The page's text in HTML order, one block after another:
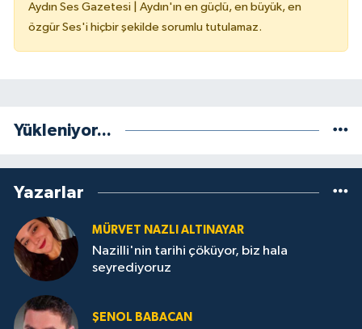
Aydın Ses Gazetesi | Aydın'ın en güçlü, en büyük, en
özgür Ses'i hiçbir şekilde sorumlu tutulamaz.
Yükleniyor...
Yazarlar
MÜRVET NAZLI ALTINAYAR
Nazilli'nin tarihi çöküyor, biz hala
seyrediyoruz
ŞENOL BABACAN